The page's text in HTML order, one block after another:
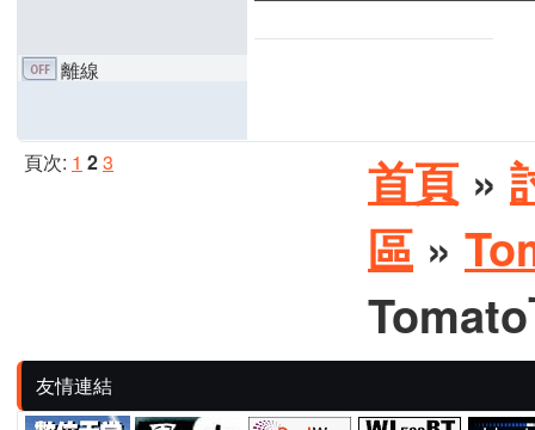
離線
頁次: 1 23 首頁 »
區 »
友情連結